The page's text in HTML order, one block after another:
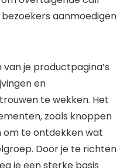
aanmoedigen
je productpagina’s
en
te wekken. Het
zoals knoppen
om te ontdekken wat
Door je te richten
je een sterke basis